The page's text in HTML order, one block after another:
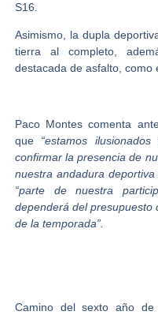
S16.
Asimismo, la dupla
tierra al completo,
destacada de asfalto, como
Paco Montes comenta
que “estamos
confirmar la presencia de
nuestra andadura deportiva
“parte de nuestra
dependerá del presupuesto
de la temporada”.
Camino del sexto año